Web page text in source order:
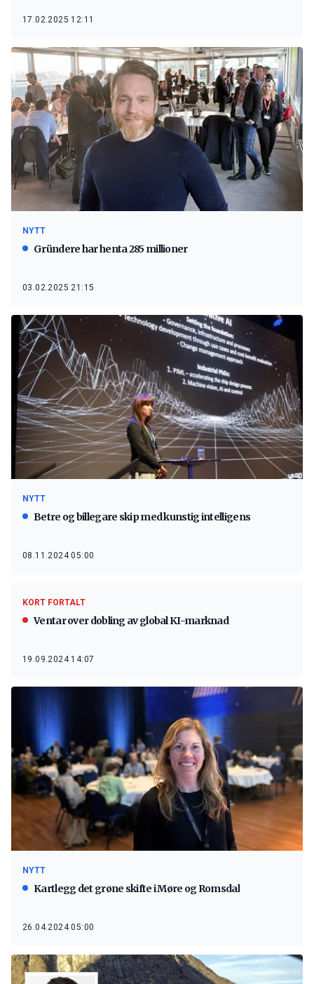
17.02.2025 12:11
NYTT
Gründere har henta 285 millioner
03.02.2025 21:15
NYTT
Betre og billegare skip med kunstig intelligens
08.11.2024 05:00
KORT FORTALT
Ventar over dobling av global KI-marknad
19.09.2024 14:07
NYTT
Kartlegg det grøne skifte i Møre og Romsdal
26.04.2024 05:00